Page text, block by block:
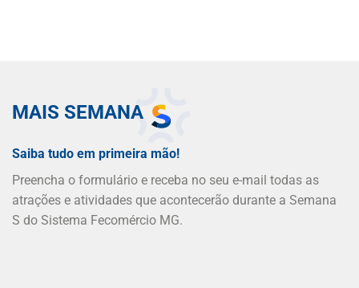
MAIS SEMANA
Saiba tudo em primeira mão!
Preencha o formulário e receba no seu e-mail todas as
atrações e atividades que acontecerão durante a Semana
S do Sistema Fecomércio MG.